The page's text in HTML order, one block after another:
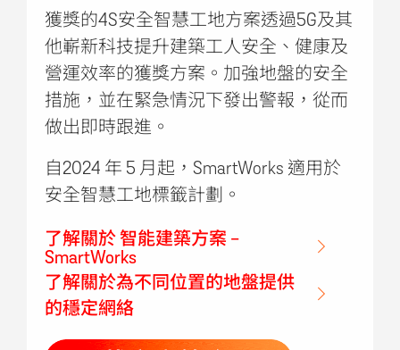
獲獎的4S安全智慧工地方案透過5G及其
他嶄新科技提升建築工人安全、健康及
營運效率的獲獎方案。加強地盤的安全
措施，並在緊急情況下發出警報，從而
做出即時跟進。
自2024 年 5 月起，SmartWorks 適用於
安全智慧工地標籤計劃。
了解關於 智能建築方案 -
SmartWorks
了解關於為不同位置的地盤提供
的穩定網絡